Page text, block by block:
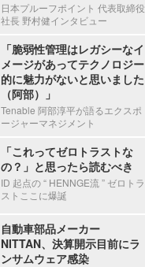
日本プルーフポイント 代表取締役
社長 野村健インタビュー
「脆弱性管理はレガシーなイ
メージがあってテクノロジー
的に魅力がないと思いました
（阿部）」
Tenable 阿部淳平が語るエクスポ
ージャーマネジメント
「これってゼロトラストな
の？」と思ったら読むべき
ID 起点の “ HENNGE流 ” ゼロトラ
ストここに爆誕
自動車部品メーカー
NITTAN、決算開示目前にラ
ンサムウェア感染